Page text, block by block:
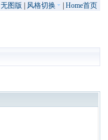
无图版 风格切换 Home首页